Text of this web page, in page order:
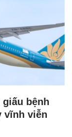
bệnh
vĩnh viễn